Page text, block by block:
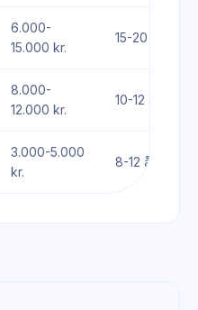
6.000-
15.000 kr.
15-20 år
8.000-
12.000 kr.
10-12 år
3.000-5.000
kr.
8-12 år